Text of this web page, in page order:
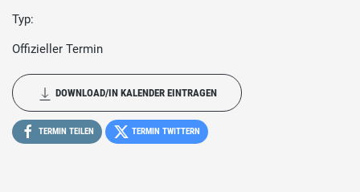
Typ:
Offizieller Termin
DOWNLOAD/IN KALENDER EINTRAGEN
TERMIN TEILEN TERMIN TWITTERN